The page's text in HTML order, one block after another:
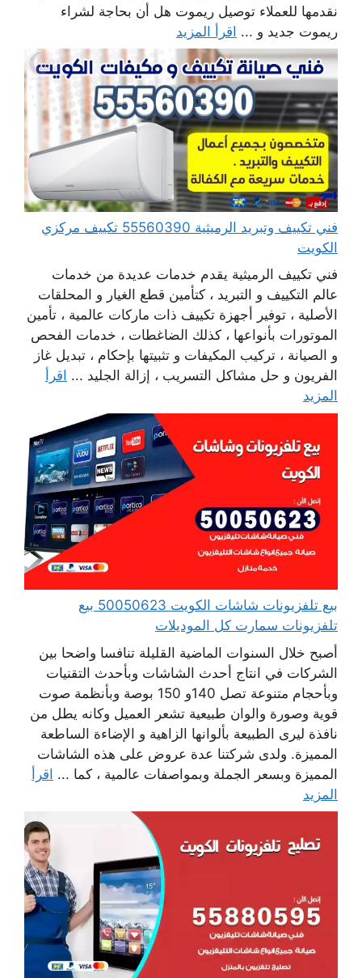
نقدمها للعملاء توصيل ريموت هل أن بحاجة لشراء
ريموت جديد و ... اقرأ المزيد
فني تكييف وتبريد الرميثية 55560390 تكييف مركزي
الكويت
فني تكييف الرميثية يقدم خدمات عديدة من خدمات
عالم التكييف و التبريد ، كتأمين قطع الغيار و المحلقات
الأصلية ، توفير أجهزة تكييف ذات ماركات عالمية ، تأمين
الموتورات بأنواعها ، كذلك الضاغطات ، خدمات الفحص
و الصيانة ، تركيب المكيفات و تثبيتها بإحكام ، تبديل غاز
الفريون و حل مشاكل التسريب ، إزالة الجليد ... اقرأ
المزيد
بيع تلفزيونات شاشات الكويت 50050623 بيع
تلفزيونات سمارت كل الموديلات
أصبح خلال السنوات الماضية القليلة تنافسا واضحا بين
الشركات في انتاج أحدث الشاشات وبأحدث التقنيات
وبأحجام متنوعة تصل 140و 150 بوصة وبأنظمة صوت
قوية وصورة والوان طبيعية تشعر العميل وكانه يطل من
نافذة ليرى الطبيعة بألوانها الزاهية و الإضاءة الساطعة
المميزة. ولدى شركتنا عدة عروض على هذه الشاشات
المميزة وبسعر الجملة وبمواصفات عالمية ، كما ... اقرأ
المزيد